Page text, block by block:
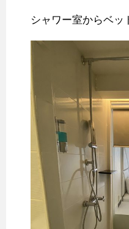
シャワー室からベッ